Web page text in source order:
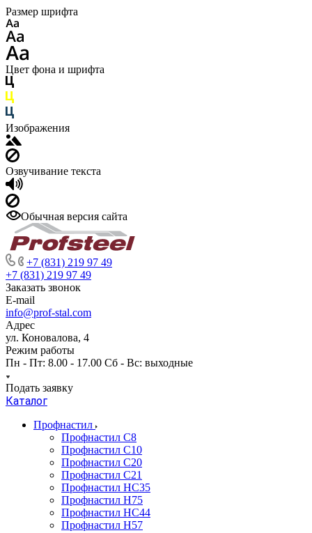
Размер шрифта
Цвет фона и шрифта
Изображения
Озвучивание текста
Обычная версия сайта
+7 (831) 219 97 49
+7 (831) 219 97 49
Заказать звонок
E-mail
info@prof-stal.com
Адрес
ул. Коновалова, 4
Режим работы
Пн - Пт: 8.00 - 17.00 Сб - Вс: выходные
Подать заявку
Каталог
Профнастил
Профнастил С8
Профнастил С10
Профнастил С20
Профнастил С21
Профнастил НС35
Профнастил Н75
Профнастил HC44
Профнастил Н57